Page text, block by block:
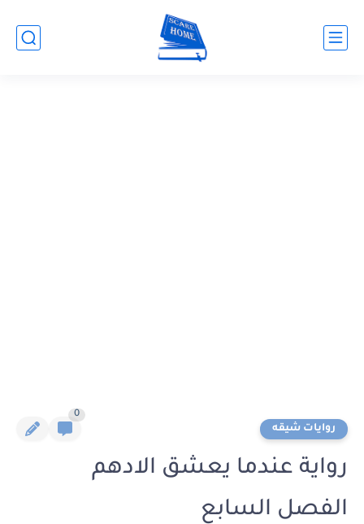
روايات شيقه
0
رواية عندما يعشق الادهم
الفصل السابع